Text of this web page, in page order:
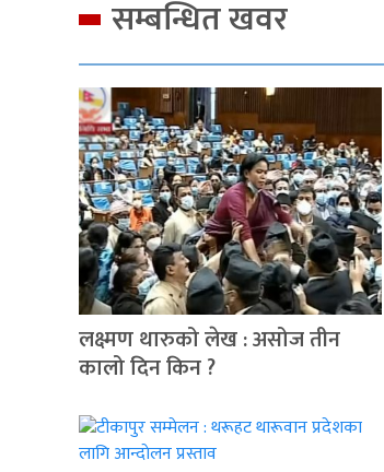
सम्बन्धित खवर
लक्ष्मण थारुको लेख : असोज तीन
कालो दिन किन ?